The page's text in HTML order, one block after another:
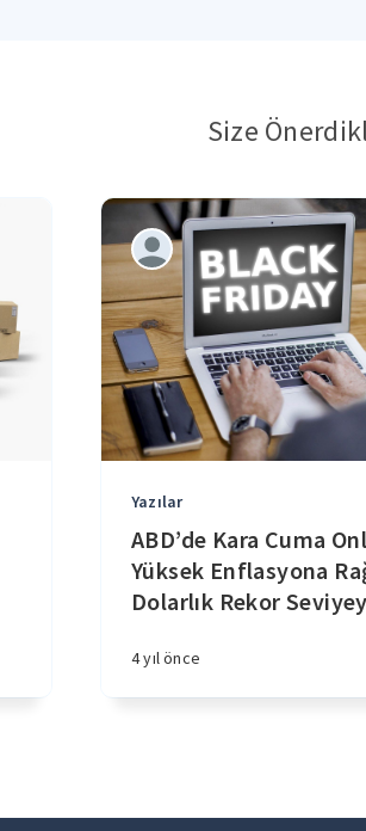
Size
Yazılar
ABD’de Kara Cuma
Yüksek Enflasyona
Dolarlık Rekor
4 yıl önce